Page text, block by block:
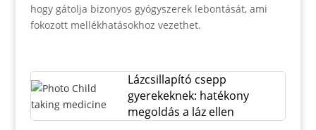
hogy gátolja bizonyos gyógyszerek lebontását, ami
fokozott mellékhatásokhoz vezethet.
Lázcsillapító csepp
gyerekeknek: hatékony
megoldás a láz ellen